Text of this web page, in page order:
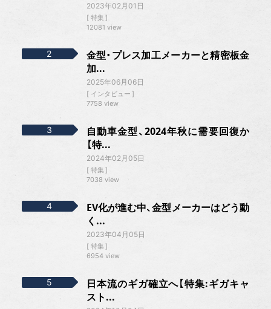
2023年02月01日
特集
12081 view
金型・プレス加工メーカーと精密板金
加...
2025年06月06日
インタビュー
7758 view
自動車金型、2024年秋に需要回復か
【特...
2024年02月05日
特集
7038 view
EV化が進む中、金型メーカーはどう動
く...
2023年04月05日
特集
6954 view
日本流のギガ確立へ【特集:ギガキャ
スト...